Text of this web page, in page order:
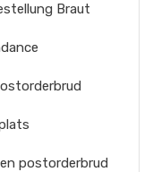
Braut
postorderbrud